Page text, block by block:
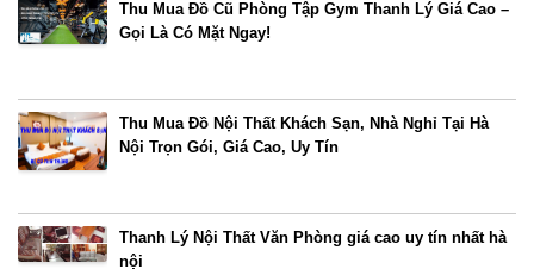
Thu Mua Đồ Cũ Phòng Tập Gym Thanh Lý Giá Cao –
Gọi Là Có Mặt Ngay!
Thu Mua Đồ Nội Thất Khách Sạn, Nhà Nghỉ Tại Hà
Nội Trọn Gói, Giá Cao, Uy Tín
Thanh Lý Nội Thất Văn Phòng giá cao uy tín nhất hà
nội